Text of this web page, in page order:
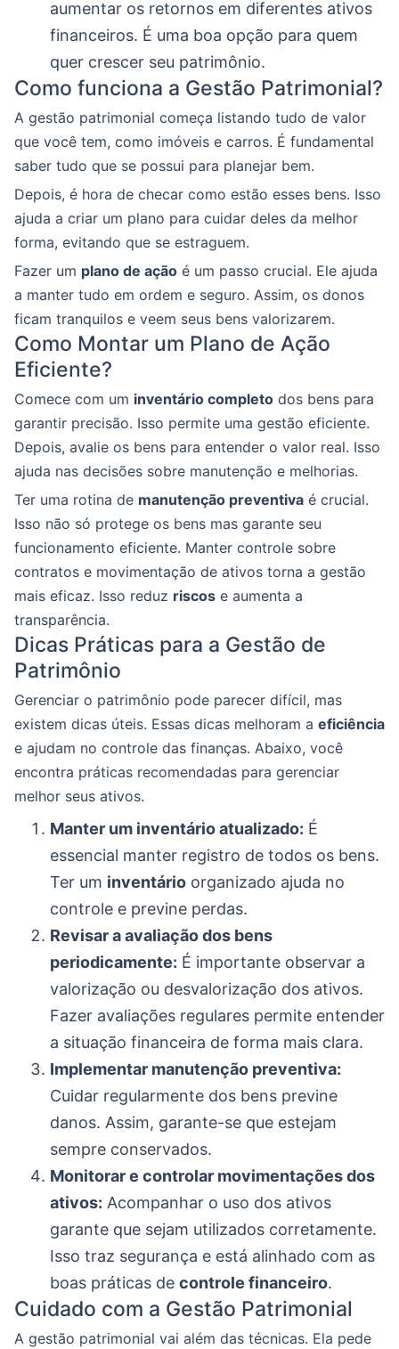
aumentar os retornos em diferentes ativos
financeiros. É uma boa opção para quem
quer crescer seu patrimônio.
Como funciona a Gestão Patrimonial?
A gestão patrimonial começa listando tudo de valor
que você tem, como imóveis e carros. É fundamental
saber tudo que se possui para planejar bem.
Depois, é hora de checar como estão esses bens. Isso
ajuda a criar um plano para cuidar deles da melhor
forma, evitando que se estraguem.
Fazer um plano de ação é um passo crucial. Ele ajuda
a manter tudo em ordem e seguro. Assim, os donos
ficam tranquilos e veem seus bens valorizarem.
Como Montar um Plano de Ação
Eficiente?
Comece com um inventário completo dos bens para
garantir precisão. Isso permite uma gestão eficiente.
Depois, avalie os bens para entender o valor real. Isso
ajuda nas decisões sobre manutenção e melhorias.
Ter uma rotina de manutenção preventiva é crucial.
Isso não só protege os bens mas garante seu
funcionamento eficiente. Manter controle sobre
contratos e movimentação de ativos torna a gestão
mais eficaz. Isso reduz riscos e aumenta a
transparência.
Dicas Práticas para a Gestão de
Patrimônio
Gerenciar o patrimônio pode parecer difícil, mas
existem dicas úteis. Essas dicas melhoram a eficiência
e ajudam no controle das finanças. Abaixo, você
encontra práticas recomendadas para gerenciar
melhor seus ativos.
Manter um inventário atualizado: É
essencial manter registro de todos os bens.
Ter um inventário organizado ajuda no
controle e previne perdas.
Revisar a avaliação dos bens
periodicamente: É importante observar a
valorização ou desvalorização dos ativos.
Fazer avaliações regulares permite entender
a situação financeira de forma mais clara.
Implementar manutenção preventiva:
Cuidar regularmente dos bens previne
danos. Assim, garante-se que estejam
sempre conservados.
Monitorar e controlar movimentações dos
ativos: Acompanhar o uso dos ativos
garante que sejam utilizados corretamente.
Isso traz segurança e está alinhado com as
boas práticas de controle financeiro.
Cuidado com a Gestão Patrimonial
A gestão patrimonial vai além das técnicas. Ela pede